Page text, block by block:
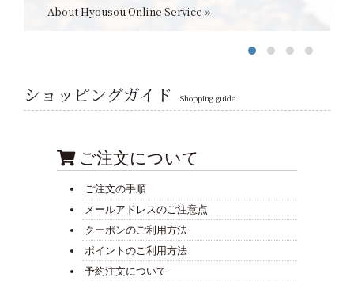
About Hyousou Online Service »
ショッピングガイド Shopping guide
ご注文について
ご注文の手順
メールアドレスのご注意点
クーポンのご利用方法
ポイントのご利用方法
予約注文について